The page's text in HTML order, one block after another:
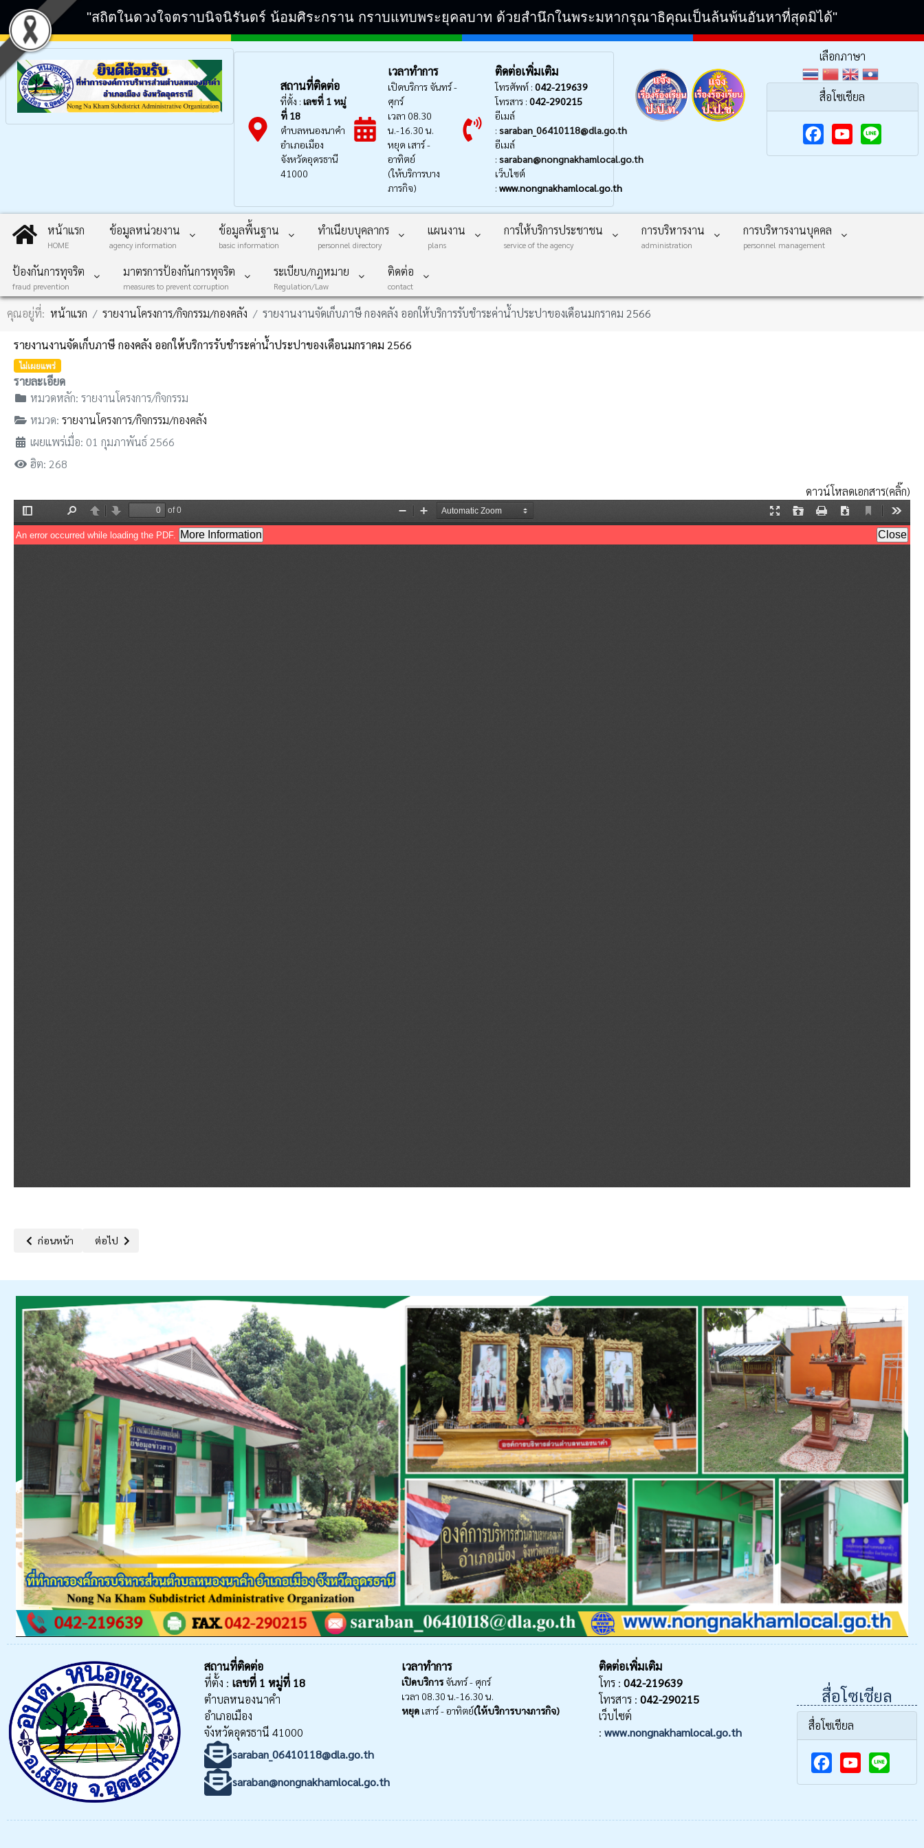
"สถิตในดวงใจตราบนิจนิรันดร์ น้อมศิระกราน กราบแทบพระยุคลบาท ด้วยสำนึกในพระมหากรุณาธิคุณเป็นล้นพ้นอันหาที่สุดมิได้"
สถานที่ติดต่อ
ที่ตั้ง : เลขที่ 1 หมู่
ที่ 18
ตำบลหนองนาคำ
อำเภอเมือง
จังหวัดอุดรธานี
41000
เวลาทำการ
เปิดบริการ จันทร์ -
ศุกร์
เวลา 08.30
น.-16.30 น.
หยุด เสาร์ -
อาทิตย์
(ให้บริการบาง
ภารกิจ)
ติดต่อเพิ่มเติม
โทรศัพท์ : 042-219639
โทรสาร : 042-290215
อีเมล์
: saraban_06410118@dla.go.th
อีเมล์
: saraban@nongnakhamlocal.go.th
เว็บไซต์
: www.nongnakhamlocal.go.th
เลือกภาษา
สื่อโซเชียล
F
e
b
k
Y
T
u
หน้าแรก
HOME
ข้อมูลหน่วยงาน
agency information
ข้อมูลพื้นฐาน
basic information
ทำเนียบบุคลากร
personnel directory
แผนงาน
plans
การให้บริการประชาชน
service of the agency
การบริหารงาน
administration
การบริหารงานบุคคล
personnel management
ป้องกันการทุจริต
fraud prevention
มาตรการป้องกันการทุจริต
measures to prevent corruption
ระเบียบ/กฎหมาย
Regulation/Law
ติดต่อ
contact
คุณอยู่ที่: หน้าแรก รายงานโครงการ/กิจกรรม/กองคลัง รายงานงานจัดเก็บภาษี กองคลัง ออกให้บริการรับชำระค่าน้ำประปาของเดือนมกราคม 2566
รายงานงานจัดเก็บภาษี กองคลัง ออกให้บริการรับชำระค่าน้ำประปาของเดือนมกราคม 2566
ไม่เผยแพร่
รายละเอียด
หมวดหลัก: รายงานโครงการ/กิจกรรม
หมวด: รายงานโครงการ/กิจกรรม/กองคลัง
เผยแพร่เมื่อ: 01 กุมภาพันธ์ 2566
ฮิต: 268
ดาวน์โหลดเอกสาร(คลิ๊ก)
เนื้อหาก่อนหน้า: รายงานงานจัดเก็บภาษี กองคลัง ออกให้บริการรับชำระค่าน้ำประปาของเดือนมกราคม 2566
ก่อนหน้า เนื้อหาถัดไป: รายงานงานจัดเก็บภาษี กองคลัง ออกให้บริการรับชำระค่าน้ำประปาของเดือนมกราคม 2566
ต่อไป
สถานที่ติดต่อ
ที่ตั้ง : เลขที่ 1 หมู่ที่ 18
ตำบลหนองนาคำ
อำเภอเมือง
จังหวัดอุดรธานี 41000
saraban_06410118@dla.go.th
saraban@nongnakhamlocal.go.th
เวลาทำการ
เปิดบริการจันทร์ - ศุกร์
เวลา 08.30 น.-16.30 น.
หยุด เสาร์ - อาทิตย์(ให้บริการบางภารกิจ)
ติดต่อเพิ่มเติม
โทร : 042-219639
โทรสาร : 042-290215
เว็บไซต์
:www.nongnakhamlocal.go.th
สื่อโซเชียล
สื่อโซเชียล
F
c
Y
u